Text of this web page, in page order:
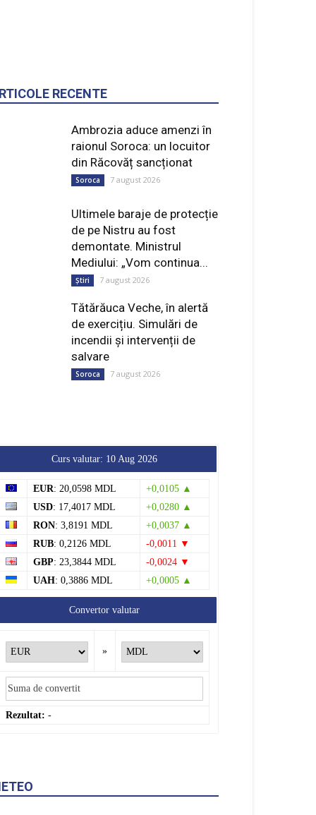
Ambrozia aduce amenzi în
din Răcovăț sancționat
Soroca 7 august 2026
Ultimele baraje de protecție
demontate. Ministrul
Mediului: „Vom continua...
Știri 7 august 2026
Tătărăuca Veche, în alertă
de exercițiu. Simulări de
incendii și intervenții de
salvare
Soroca 7 august 2026
EUR: 20,0598 MDL
+0,0105 ▲
USD: 17,4017 MDL
+0,0280 ▲
RON: 3,8191 MDL
+0,0037 ▲
RUB: 0,2126 MDL
-0,0011 ▼
GBP: 23,3844 MDL
-0,0024 ▼
UAH: 0,3886 MDL +0,0005 ▲
Convertor valutar
»
Rezultat: -